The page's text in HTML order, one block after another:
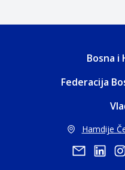
Bosna i
Federacija
Hamdije